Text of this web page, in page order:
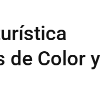
de Color y